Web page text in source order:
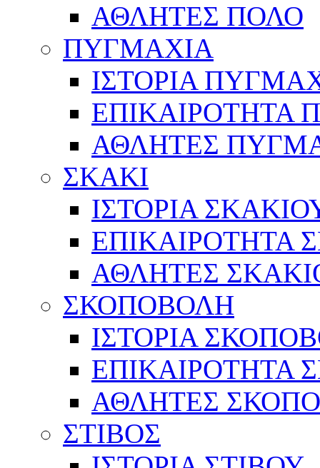
ΑΘΛΗΤΕΣ ΠΟΛΟ
ΠΥΓΜΑΧΙΑ
ΙΣΤΟΡΙΑ
ΕΠΙΚΑΙΡΟΤΗΤΑ
ΑΘΛΗΤΕΣ
ΣΚΑΚΙ
ΙΣΤΟΡΙΑ
ΕΠΙΚΑΙΡΟΤΗΤΑ
ΑΘΛΗΤΕΣ
ΣΚΟΠΟΒΟΛΗ
ΙΣΤΟΡΙΑ
ΕΠΙΚΑΙΡΟΤΗΤΑ
ΑΘΛΗΤΕΣ
ΣΤΙΒΟΣ